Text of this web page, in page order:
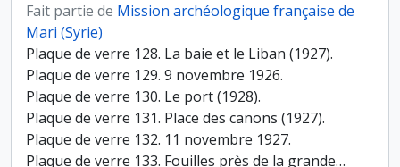
Fait partie de Mission archéologique française de
Mari (Syrie)
Plaque de verre 128. La baie et le Liban (1927).
Plaque de verre 129. 9 novembre 1926.
Plaque de verre 130. Le port (1928).
Plaque de verre 131. Place des canons (1927).
Plaque de verre 132. 11 novembre 1927.
Plaque de verre 133. Fouilles près de la grande…